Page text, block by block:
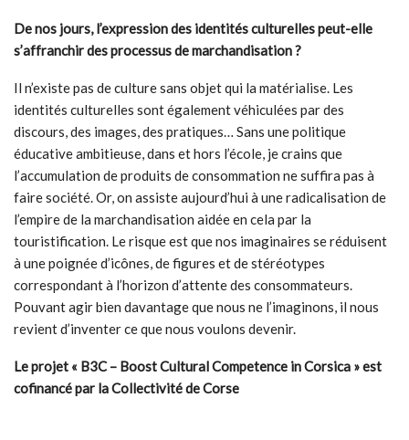
De nos jours, l’expression des identités culturelles peut-elle
s’affranchir des processus de marchandisation ?
Il n’existe pas de culture sans objet qui la matérialise. Les
identités culturelles sont également véhiculées par des
discours, des images, des pratiques… Sans une politique
éducative ambitieuse, dans et hors l’école, je crains que
l’accumulation de produits de consommation ne suffira pas à
faire société. Or, on assiste aujourd’hui à une radicalisation de
l’empire de la marchandisation aidée en cela par la
touristification. Le risque est que nos imaginaires se réduisent
à une poignée d’icônes, de figures et de stéréotypes
correspondant à l’horizon d’attente des consommateurs.
Pouvant agir bien davantage que nous ne l’imaginons, il nous
revient d’inventer ce que nous voulons devenir.
Le projet « B3C – Boost Cultural Competence in Corsica » est
cofinancé par la Collectivité de Corse